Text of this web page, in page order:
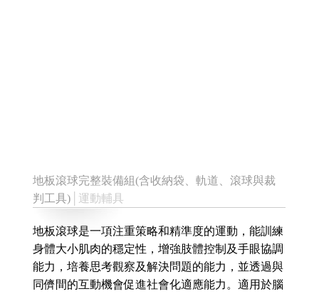
地板滾球完整裝備組(含收納袋、軌道、滾球與裁
判工具)│運動輔具
地板滾球是一項注重策略和精準度的運動，能訓練
身體大小肌肉的穩定性，增強肢體控制及手眼協調
能力，培養思考觀察及解決問題的能力，並透過與
同儕間的互動機會促進社會化適應能力。適用於腦